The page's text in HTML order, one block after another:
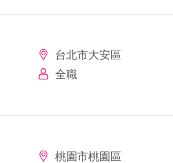
台北市大安區
全職
桃園市桃園區